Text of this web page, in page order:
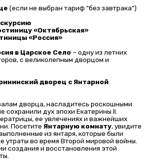
(если не выбран тариф "без завтрака")
«Октябрьская»
«Россия»
в Царское Село – одну из летних
с великолепным дворцом и
дворец с Янтарной
дворца, насладитесь роскошными
сохранили дух эпохи Екатерины II.
ее увлечениях и важнейших
Посетите Янтарную комнату, увидите
из янтаря, которые были
утраты во время Второй мировой войны.
создания и восстановления этой